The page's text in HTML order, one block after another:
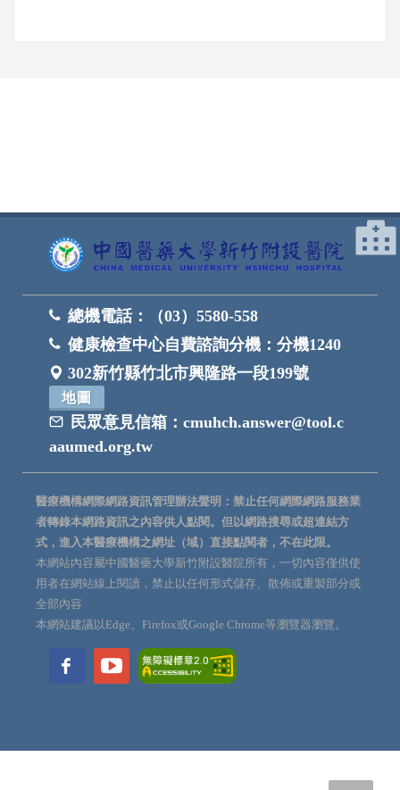
總機電話：
（03）5580-558
健康檢查中心自費諮詢分機： 分機1240
302新竹縣竹北市興隆路一段199號
地圖
民眾意見信箱： cmuhch.answer@tool.c
aaumed.org.tw
醫療機構網際網路資訊管理辦法聲明：禁止任何網際網路服務業
者轉錄本網路資訊之內容供人點閱。但以網路搜尋或超連結方
式，進入本醫療機構之網址（域）直接點閱者，不在此限。
本網站內容屬中國醫藥大學新竹附設醫院所有，一切內容僅供使
用者在網站線上閱讀，禁止以任何形式儲存、散佈或重製部分或
全部內容
本網站建議以Edge、Firefox或Google Chrome等瀏覽器瀏覽。